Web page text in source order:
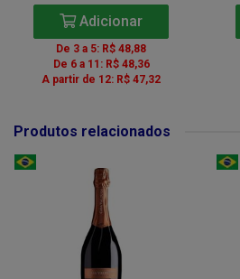
Adicionar
De 3 a 5: R$ 48,88
De 6 a 11: R$ 48,36
A partir de 12: R$ 47,32
Produtos relacionados